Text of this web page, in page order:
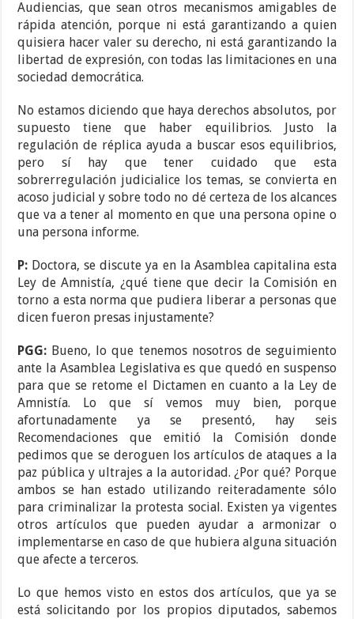
Audiencias, que sean otros mecanismos amigables de
rápida atención, porque ni está garantizando a quien
quisiera hacer valer su derecho, ni está garantizando la
libertad de expresión, con todas las limitaciones en una
sociedad democrática.
No estamos diciendo que haya derechos absolutos, por
supuesto tiene que haber equilibrios. Justo la
regulación de réplica ayuda a buscar esos equilibrios,
pero sí hay que tener cuidado que esta
sobrerregulación judicialice los temas, se convierta en
acoso judicial y sobre todo no dé certeza de los alcances
que va a tener al momento en que una persona opine o
una persona informe.
P: Doctora, se discute ya en la Asamblea capitalina esta
Ley de Amnistía, ¿qué tiene que decir la Comisión en
torno a esta norma que pudiera liberar a personas que
dicen fueron presas injustamente?
PGG: Bueno, lo que tenemos nosotros de seguimiento
ante la Asamblea Legislativa es que quedó en suspenso
para que se retome el Dictamen en cuanto a la Ley de
Amnistía. Lo que sí vemos muy bien, porque
afortunadamente ya se presentó, hay seis
Recomendaciones que emitió la Comisión donde
pedimos que se deroguen los artículos de ataques a la
paz pública y ultrajes a la autoridad. ¿Por qué? Porque
ambos se han estado utilizando reiteradamente sólo
para criminalizar la protesta social. Existen ya vigentes
otros artículos que pueden ayudar a armonizar o
implementarse en caso de que hubiera alguna situación
que afecte a terceros.
Lo que hemos visto en estos dos artículos, que ya se
está solicitando por los propios diputados, sabemos